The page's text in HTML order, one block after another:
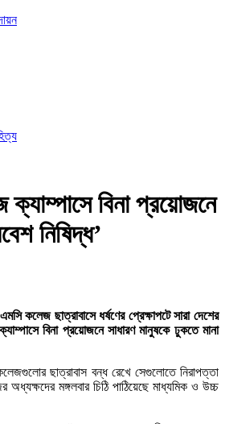
ক্যাম্পাসে বিনা প্রয়োজনে
নিষিদ্ধ’
কলেজ ছাত্রাবাসে ধর্ষণের প্রেক্ষাপটে সারা দেশের
বিনা প্রয়োজনে সাধারণ মানুষকে ঢুকতে মানা
ছাত্রাবাস বন্ধ রেখে সেগুলোতে নিরাপত্তা
মঙ্গলবার চিঠি পাঠিয়েছে মাধ্যমিক ও উচ্চ